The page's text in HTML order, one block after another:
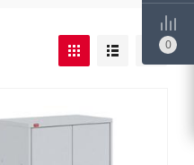
0